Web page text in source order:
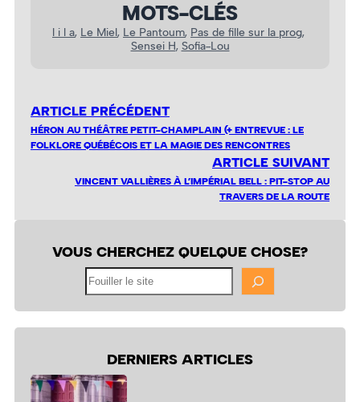
MOTS-CLÉS
l i l a, Le Miel, Le Pantoum, Pas de fille sur la prog
Sensei H, Sofia-Lou
ARTICLE PRÉCÉDENT
HÉRON AU THÉÂTRE PETIT-CHAMPLAIN (+ ENTREVUE : LE
FOLKLORE QUÉBÉCOIS ET LA MAGIE DES RENCONTRES
ARTICLE SUIVANT
VINCENT VALLIÈRES À L’IMPÉRIAL BELL : PIT-STOP AU
TRAVERS DE LA ROUTE
VOUS CHERCHEZ QUELQUE CHOSE?
DERNIERS ARTICLES